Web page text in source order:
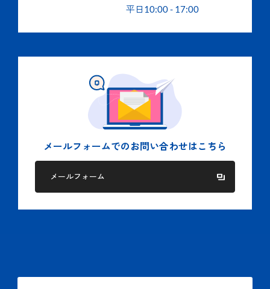
平日 10:00- 17:00
メールフォームでの お問い合わせはこちら
メールフォーム